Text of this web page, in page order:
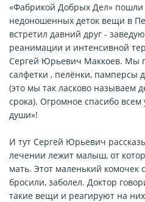
«Фабрикой Добрых Дел» пошли
недоношенных деток вещи в
встретил давний друг -
реанимации и интенсивной
Сергей Юрьевич Маккоев. Мы
салфетки , пелёнки, памперсы
(это мы так ласково называем
срока). Огромное спасибо
души»!
И тут Сергей Юрьевич
лечении лежит малыш, от
мать. Этот маленький комочек
бросили, заболел. Доктор
такие вещи и реагируют на